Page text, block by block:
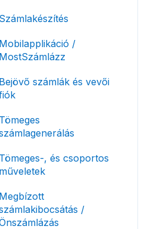
NAV pénztárgép feladás
Számlaverzum
Szolgáltatáscsomag
Fiók / felhasználó
/ díjtartozás /
módok
Számlakészítés
Mobilapplikáció /
MostSzámlázz
Bejövő számlák és vevői
Tömeges
Tömeges-, és csoportos
műveletek
Megbízott
/